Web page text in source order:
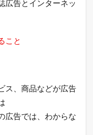
広告とインターネッ
こと
ス、商品などが広告
広告では、わからな